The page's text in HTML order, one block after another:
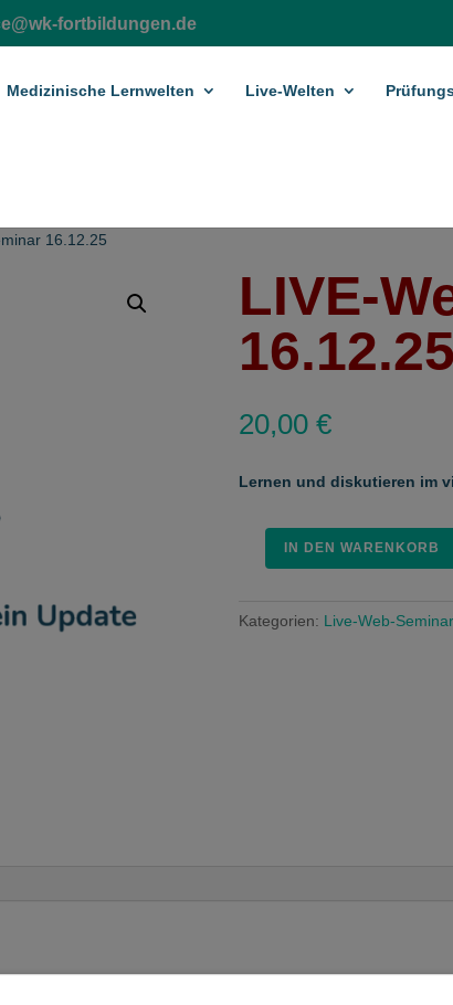
fortbildungen.de
Medizinische Lernwelten Live-Welten
16.12.25
LIVE-
16.12.25
20,00 €
Lernen und diskutieren im
16.12.25
IN DEN WARENKORB
Kategorien: Live-Web-